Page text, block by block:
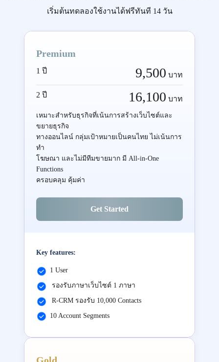
เริ่มต้นทดลองใช้งานได้ฟรีทันที 14 วัน
Premium
1 ปี 9,500 บาท
2 ปี 16,100 บาท
เหมาะสำหรับธุรกิจที่เน้นการสร้างเว็บไซต์และ
ขยายธุรกิจ
ทางออนไลน์ กลุ่มเป้าหมายเป็นคนไทย ไม่เน้นการ
ทำ
โฆษณา และไม่มีทีมขายมาก มี All-in-One
Functions
ครอบคลุม คุ้มค่า
Get Started
Key features:
1 User
รองรับภาษาเว็บไซต์ 1 ภาษา
R-CRM รองรับ 10,000 Contacts
10 Account Segments